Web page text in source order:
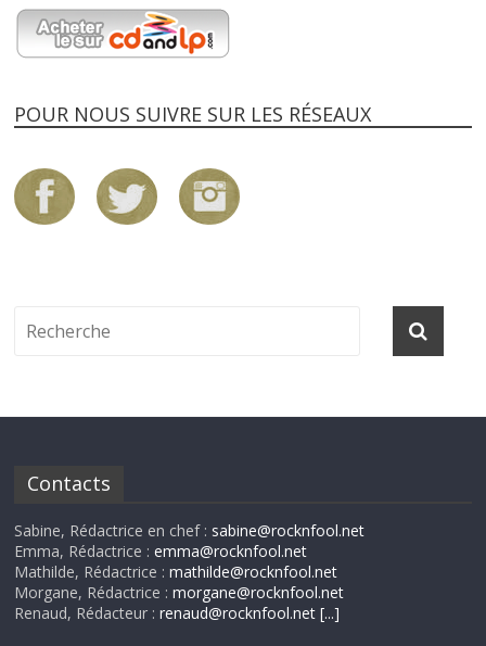
POUR NOUS SUIVRE SUR LES RÉSEAUX
Contacts
Sabine, Rédactrice en chef : sabine@rocknfool.net
Emma, Rédactrice :emma@rocknfool.net
Mathilde, Rédactrice :mathilde@rocknfool.net
Morgane, Rédactrice :morgane@rocknfool.net
Renaud, Rédacteur :renaud@rocknfool.net [...]